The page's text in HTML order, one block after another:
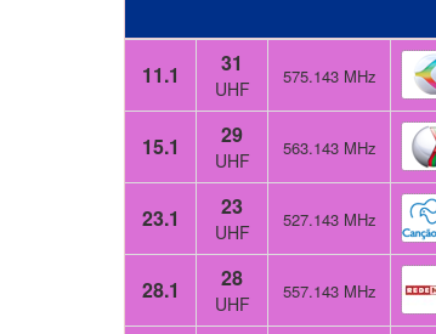
11.1 31
UHF
575.143 MHz
15.1 29
UHF
563.143 MHz
23.1 23
UHF
527.143 MHz
28.1 28
UHF
557.143 MHz